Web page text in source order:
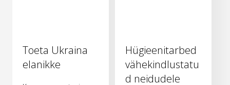
Toeta Ukraina
elanikke
Hügieenitarbed
vähekindlustatu
d neidudele